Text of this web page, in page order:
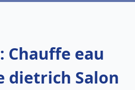
Chauffe eau
dietrich Salon